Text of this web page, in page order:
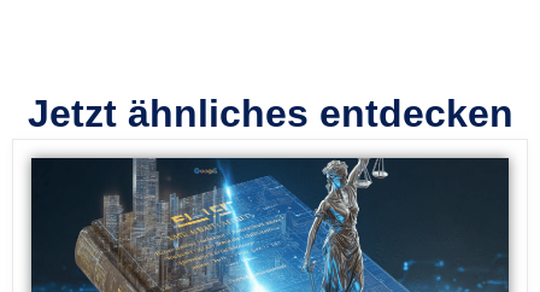
Jetzt ähnliches entdecken